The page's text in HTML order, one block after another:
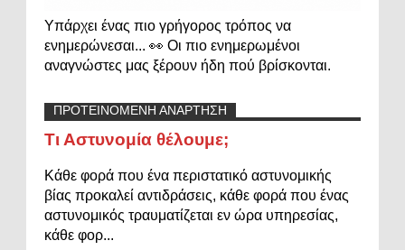
Υπάρχει ένας πιο γρήγορος τρόπος να
ενημερώνεσαι... 👀 Οι πιο ενημερωμένοι
αναγνώστες μας ξέρουν ήδη πού βρίσκονται.
ΠΡΟΤΕΙΝΟΜΕΝΗ ΑΝΑΡΤΗΣΗ
Τι Αστυνομία θέλουμε;
Κάθε φορά που ένα περιστατικό αστυνομικής
βίας προκαλεί αντιδράσεις, κάθε φορά που ένας
αστυνομικός τραυματίζεται εν ώρα υπηρεσίας,
κάθε φορ...